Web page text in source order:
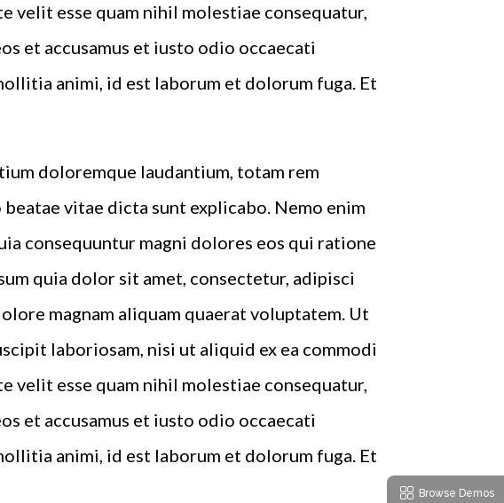
velit esse quam nihil molestiae consequatur,
et accusamus et iusto odio occaecati
animi, id est laborum et dolorum fuga. Et
doloremque laudantium, totam rem
vitae dicta sunt explicabo. Nemo enim
consequuntur magni dolores eos qui ratione
quia dolor sit amet, consectetur, adipisci
magnam aliquam quaerat voluptatem. Ut
laboriosam, nisi ut aliquid ex ea commodi
velit esse quam nihil molestiae consequatur,
et accusamus et iusto odio occaecati
animi, id est laborum et dolorum fuga. Et
Browse Demos